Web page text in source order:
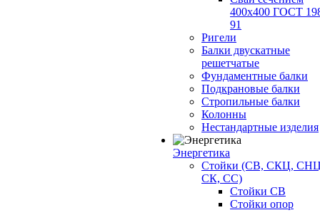
400х400 ГОСТ
91
Ригели
Балки двускатные
решетчатые
Фундаментные балки
Подкрановые балки
Стропильные балки
Колонны
Нестандартные изделия
Энергетика
Стойки (СВ, СКЦ,
СК, СС)
Стойки СВ
Стойки опор